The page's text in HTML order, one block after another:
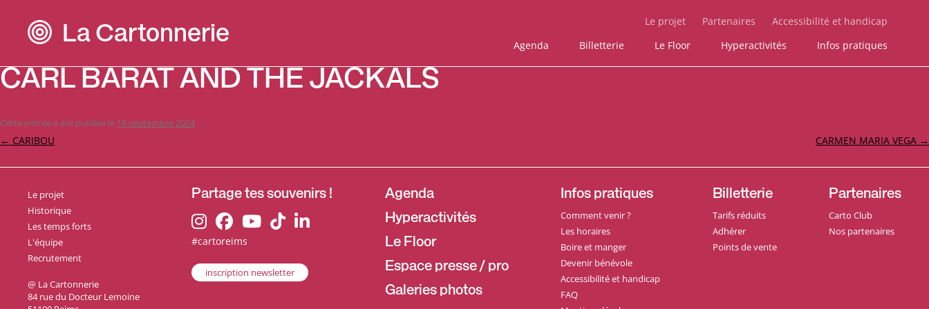
La Cartonnerie
Le projet Partenaires
Accessibilité et handicap
Agenda
Billetterie Le Floor Hyperactivités Infos pratiques
CARL BARÂT AND THE JACKALS
Cette entrée a été publiée le 19 septembre 2024 .
Navigation
← CARIBOU CARMEN MARIA VEGA →
Le projet
Historique
Les temps forts
L'équipe
Recrutement
@ La Cartonnerie
84 rue du Docteur Lemoine
Partage tes souvenirs !
#cartoreims
inscription newsletter
Agenda
Hyperactivités
Le Floor
Espace presse / pro
Galeries photos
Infos pratiques
Comment venir ?
Les horaires
Boire et manger
Devenir bénévole
Accessibilité et handicap
FAQ
Billetterie
Tarifs réduits
Adhérer
Points de vente
Partenaires
Carto Club
Nos partenaires